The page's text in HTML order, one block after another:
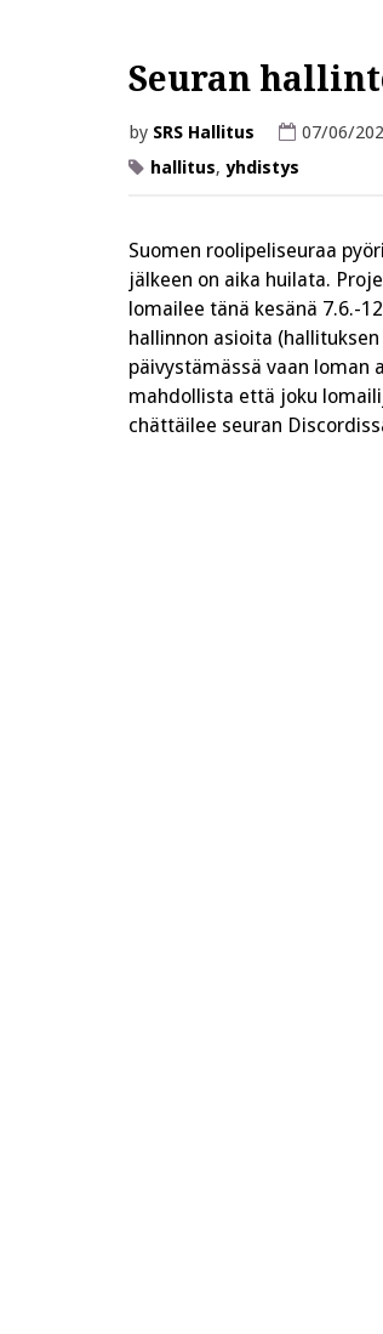
Seuran
by SRS Hallitus 07/06/
hallitus, yhdistys
Suomen roolipeliseuraa
jälkeen on aika huilata.
lomailee tänä kesänä 7.6.-
hallinnon asioita
päivystämässä vaan loman
mahdollista että joku
chättäilee seuran